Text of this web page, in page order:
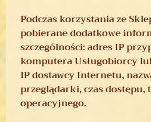
Podczas korzystania ze
pobierane dodatkowe
szczególności: adres IP
komputera Usługobiorcy
IP dostawcy Internetu,
przeglądarki, czas dostępu,
operacyjnego.